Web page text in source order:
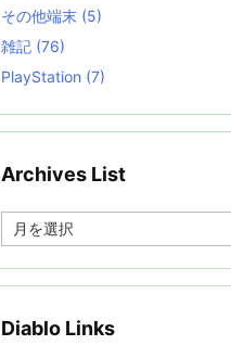
その他端末 (5)
雑記 (76)
PlayStation (7)
Archives List
e
Diablo Links